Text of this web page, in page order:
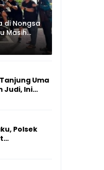
di Nongsa
Masih
Uma
Judi, Ini
Polsek
Barang